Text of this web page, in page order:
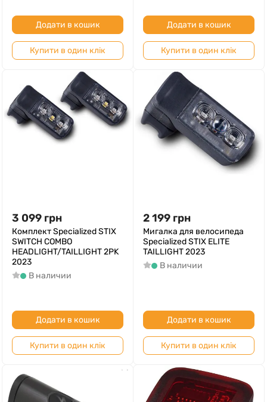
Додати в кошик
Купити в один клік
Додати в кошик
Купити в один клік
3 099 грн
Комплект Specialized STIX
SWITCH COMBO
HEADLIGHT/TAILLIGHT 2PK
2023
В наличии
Додати в кошик
Купити в один клік
2 199 грн
Мигалка для велосипеда
Specialized STIX ELITE
TAILLIGHT 2023
В наличии
Додати в кошик
Купити в один клік